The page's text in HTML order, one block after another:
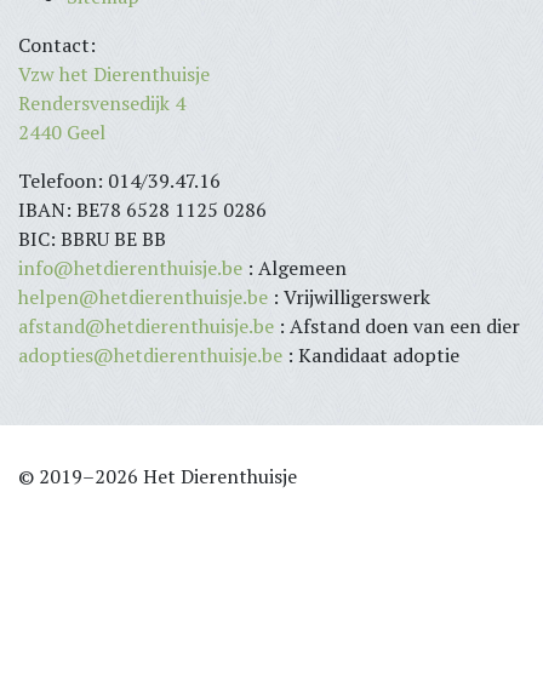
Contact:
Vzw het Dierenthuisje
Rendersvensedijk 4
2440 Geel
Telefoon: 014/39.47.16
IBAN: BE78 6528 1125 0286
BIC: BBRU BE BB
info@hetdierenthuisje.be : Algemeen
helpen@hetdierenthuisje.be : Vrijwilligerswerk
afstand@hetdierenthuisje.be : Afstand doen van een dier
adopties@hetdierenthuisje.be : Kandidaat adoptie
© 2019–2026 Het Dierenthuisje